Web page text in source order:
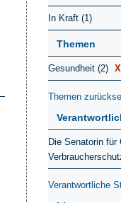
In Kraft (1)
Themen
Gesundheit (2) X
Themen
Die Senatorin für
Verantwortliche